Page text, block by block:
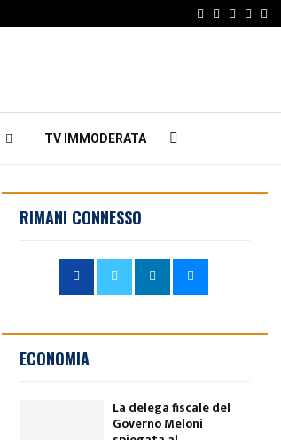
Facebook
Twitter
TV IMMODERATA
RIMANI CONNESSO
ECONOMIA
La delega fiscale del
Governo Meloni